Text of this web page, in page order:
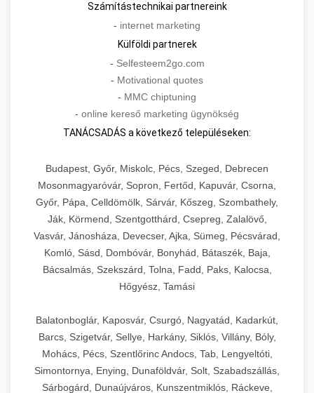
Számítástechnikai partnereink
- internet marketing
Külföldi partnerek
- Selfesteem2go.com
- Motivational quotes
- MMC chiptuning
- online kereső marketing ügynökség
TANÁCSADÁS a következő településeken:
Budapest, Győr, Miskolc, Pécs, Szeged, Debrecen
Mosonmagyaróvár, Sopron, Fertőd, Kapuvár, Csorna,
Győr, Pápa, Celldömölk, Sárvár, Kőszeg, Szombathely,
Ják, Körmend, Szentgotthárd, Csepreg, Zalalövő,
Vasvár, Jánosháza, Devecser, Ajka, Sümeg, Pécsvárad,
Komló, Sásd, Dombóvár, Bonyhád, Bátaszék, Baja,
Bácsalmás, Szekszárd, Tolna, Fadd, Paks, Kalocsa,
Hőgyész, Tamási
Balatonboglár, Kaposvár, Csurgó, Nagyatád, Kadarkút,
Barcs, Szigetvár, Sellye, Harkány, Siklós, Villány, Bóly,
Mohács, Pécs, Szentlőrinc Andocs, Tab, Lengyeltóti,
Simontornya, Enying, Dunaföldvár, Solt, Szabadszállás,
Sárbogárd, Dunaújváros, Kunszentmiklós, Ráckeve,